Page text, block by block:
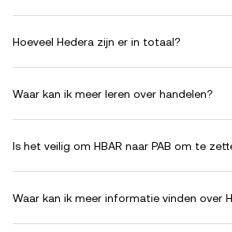
Hoeveel Hedera zijn er in totaal?
Waar kan ik meer leren over handelen?
Is het veilig om HBAR naar PAB om te
Waar kan ik meer informatie vinden over